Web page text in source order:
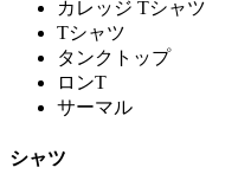
カレッジ Tシャツ
Tシャツ
タンクトップ
ロンT
サーマル
シャツ